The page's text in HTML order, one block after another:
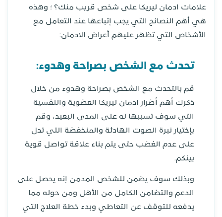
علامات ادمان ليريكا على شخص قريب منك؟ ؛ وهذه
هي أهم النصائح التي يجب إتباعها عند التعامل مع
الأشخاص التي تظهر عليهم أعراض الادمان:
تحدث مع الشخص بصراحة وهدوء:
قم بالتحدث مع الشخص بصراحة وهدوء من خلال
ذكرك أهم أضرار ادمان ليريكا العضوية والنفسية
التي سوف تسببها له على المدى البعيد، وقم
بإختيار نبرة الصوت الهادئة والمنخفضة التي تدل
على عدم الغضب حتى يتم بناء علاقة تواصل قوية
بينكم.
وبذلك سوف يضمن للشخص المدمن إنه يحصل على
الدعم والتضامن الكامل من الأهل ومن حوله مما
يدفعه للتوقف عن التعاطي وبدء خطة العلاج التي